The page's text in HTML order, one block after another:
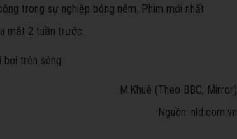
trong sự nghiệp bóng ném. Phim mới nhất
mắt 2 tuần trước.
M.Khuê (Theo BBC, Mirror)
Nguồn: nld.com.vn